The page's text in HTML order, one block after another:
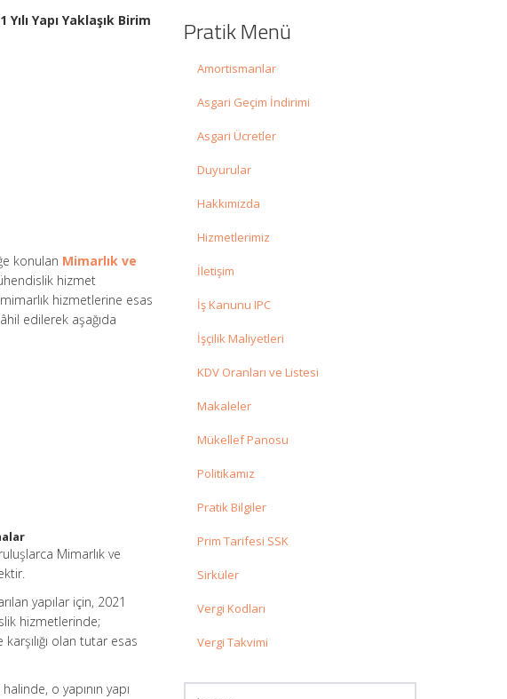
Yapı Yaklaşık Birim
konulan Mimarlık ve
hizmet
mimarlık hizmetlerine esas
edilerek aşağıda
Mimarlık ve
yapılar için, 2021
hizmetlerinde;
olan tutar esas
o yapının yapı
Pratik Menü
Amortismanlar
Asgari Geçim İndirimi
Asgari Ücretler
Duyurular
Hakkımızda
Hizmetlerimiz
İletişim
İş Kanunu IPC
İşçilik Maliyetleri
KDV Oranları ve Listesi
Makaleler
Mükellef Panosu
Politikamız
Pratik Bilgiler
Prim Tarifesi SSK
Sirküler
Vergi Kodları
Vergi Takvimi